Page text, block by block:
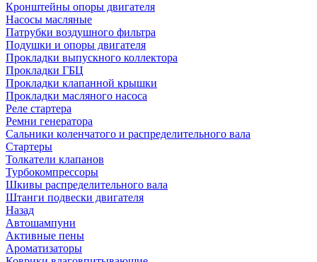
Кронштейны опоры двигателя
Насосы масляные
Патрубки воздушного фильтра
Подушки и опоры двигателя
Прокладки выпускного коллектора
Прокладки ГБЦ
Прокладки клапанной крышки
Прокладки масляного насоса
Реле стартера
Ремни генератора
Сальники коленчатого и распределительного вала
Стартеры
Толкатели клапанов
Турбокомпрессоры
Шкивы распределительного вала
Штанги подвески двигателя
Назад
Автошампуни
Активные пены
Ароматизаторы